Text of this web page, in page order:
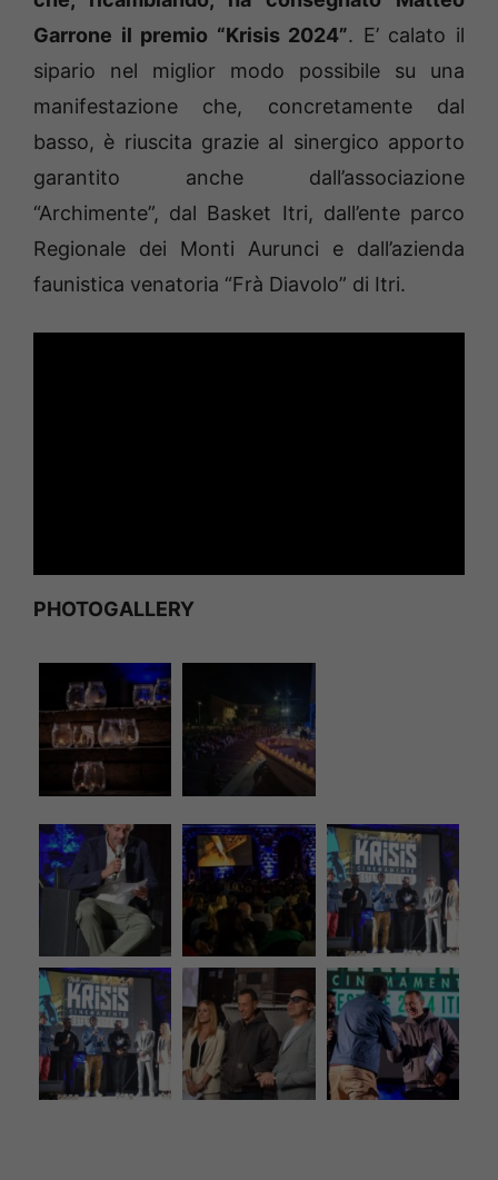
Garrone il premio “Krisis 2024”. E’ calato il
sipario nel miglior modo possibile su una
manifestazione che, concretamente dal
basso, è riuscita grazie al sinergico apporto
garantito anche dall’associazione
“Archimente”, dal Basket Itri, dall’ente parco
Regionale dei Monti Aurunci e dall’azienda
faunistica venatoria “Frà Diavolo” di Itri.
PHOTOGALLERY